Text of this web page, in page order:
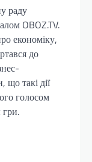
раду
OBOZ.TV.
економіку,
до
такі дії
голосом
гри.